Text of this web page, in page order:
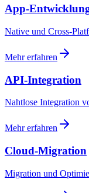
App-
Native und Cross-
Mehr erfahren
API-Integration
Nahtlose Integration
Mehr erfahren
Cloud-Migration
Migration und